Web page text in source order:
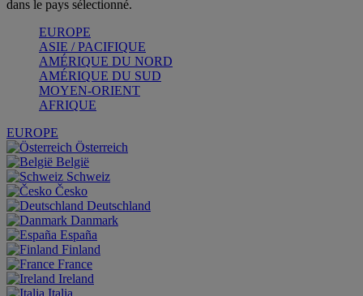
dans le pays sélectionné.
EUROPE
ASIE / PACIFIQUE
AMÉRIQUE DU NORD
AMÉRIQUE DU SUD
MOYEN-ORIENT
AFRIQUE
EUROPE
Österreich
België
Schweiz
Česko
Deutschland
Danmark
España
Finland
France
Ireland
Italia